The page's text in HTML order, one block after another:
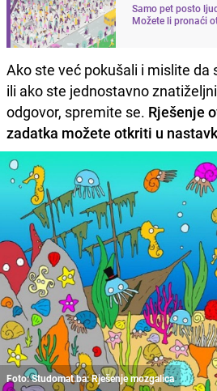
Samo pet posto
Možete li pronaći
Ako ste već pokušali i mislite da
ili ako ste jednostavno
odgovor, spremite se. Rješenje
zadatka možete otkriti u
Foto: Studomat.ba: Rješenje mozgalica